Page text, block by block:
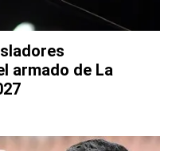
armado de La